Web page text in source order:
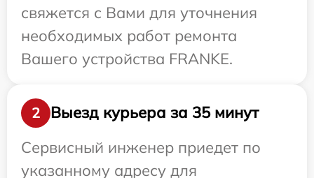
свяжется с Вами для уточнения
необходимых работ ремонта
Вашего устройства FRANKE.
2
Выезд курьера за 35 минут
Сервисный инженер приедет по
указанному адресу для